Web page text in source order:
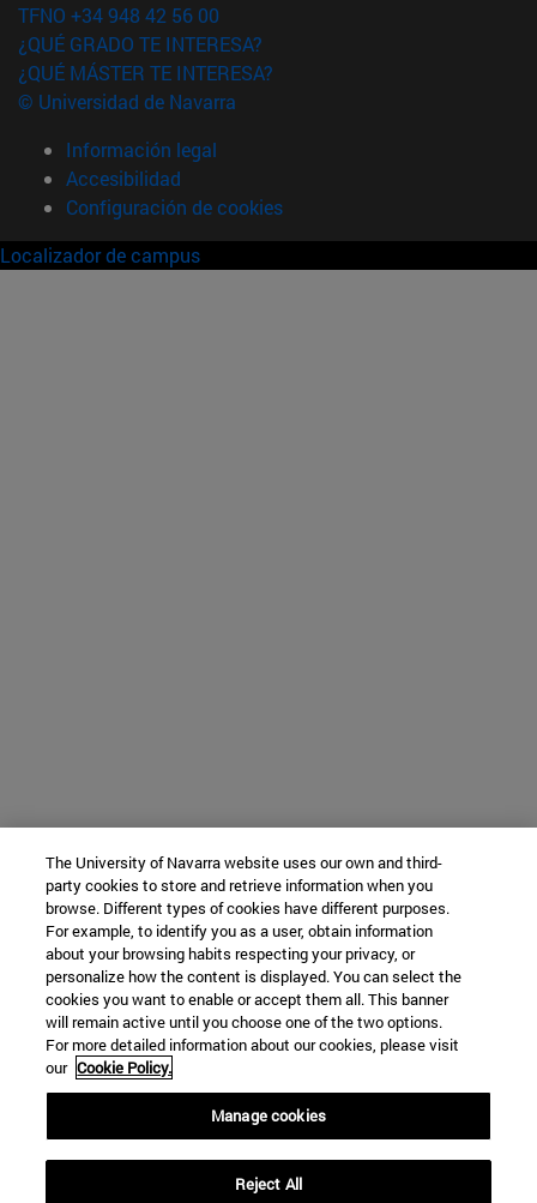
TFNO +34 948 42 56 00
¿QUÉ GRADO TE INTERESA?
¿QUÉ MÁSTER TE INTERESA?
© Universidad de Navarra
Información legal
Accesibilidad
Configuración de cookies
Localizador de campus
The University of Navarra website uses our own and third-
party cookies to store and retrieve information when you
browse. Different types of cookies have different purposes.
For example, to identify you as a user, obtain information
about your browsing habits respecting your privacy, or
personalize how the content is displayed. You can select the
cookies you want to enable or accept them all. This banner
will remain active until you choose one of the two options.
For more detailed information about our cookies, please visit
our Cookie Policy.
Manage cookies
Reject All